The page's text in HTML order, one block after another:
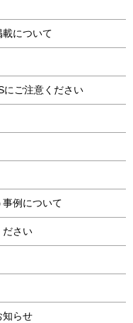
について
にご注意ください
例について
ださい
知らせ